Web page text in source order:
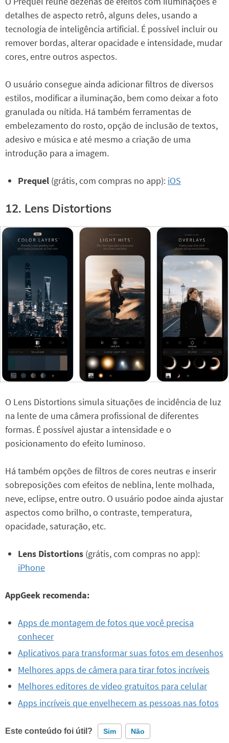
detalhes de aspecto retrô, alguns deles, usando a
tecnologia de inteligência artificial. É possível incluir ou
remover bordas, alterar opacidade e intensidade, mudar
cores, entre outros aspectos.
O usuário consegue ainda adicionar filtros de diversos
estilos, modificar a iluminação, bem como deixar a foto
granulada ou nítida. Há também ferramentas de
embelezamento do rosto, opção de inclusão de textos,
adesivo e música e até mesmo a criação de uma
introdução para a imagem.
Prequel (grátis, com compras no app): iOS
12. Lens Distortions
O Lens Distortions simula situações de incidência de luz
na lente de uma câmera profissional de diferentes
formas. É possível ajustar a intensidade e o
posicionamento do efeito luminoso.
Há também opções de filtros de cores neutras e inserir
sobreposições com efeitos de neblina, lente molhada,
neve, eclipse, entre outro. O usuário podoe ainda ajustar
aspectos como brilho, o contraste, temperatura,
opacidade, saturação, etc.
Lens Distortions (grátis, com compras no app):
iPhone
AppGeek recomenda:
Apps de montagem de fotos que você precisa
conhecer
Aplicativos para transformar suas fotos em desenhos
Melhores apps de câmera para tirar fotos incríveis
Melhores editores de vídeo gratuitos para celular
Apps incríveis que envelhecem as pessoas nas fotos
Este conteúdo foi útil? Sim Não